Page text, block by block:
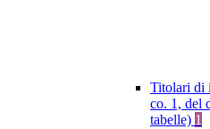
Titolari di
co. 1, del
tabelle) 1